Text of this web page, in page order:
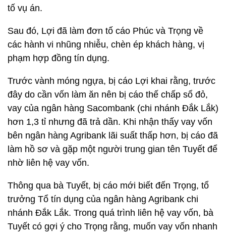
tố vụ án.
Sau đó, Lợi đã làm đơn tố cáo Phúc và Trọng về
các hành vi nhũng nhiễu, chèn ép khách hàng, vị
phạm hợp đồng tín dụng.
Trước vành móng ngựa, bị cáo Lợi khai rằng, trước
đây do cần vốn làm ăn nên bị cáo thế chấp sổ đỏ,
vay của ngân hàng Sacombank (chi nhánh Đắk Lắk)
hơn 1,3 tỉ nhưng đã trả dần. Khi nhận thấy vay vốn
bên ngân hàng Agribank lãi suất thấp hơn, bị cáo đã
làm hồ sơ và gặp một người trung gian tên Tuyết để
nhờ liên hệ vay vốn.
Thông qua bà Tuyết, bị cáo mới biết đến Trọng, tổ
trưởng Tổ tín dụng của ngân hàng Agribank chi
nhánh Đắk Lắk. Trong quá trình liên hệ vay vốn, bà
Tuyết có gợi ý cho Trọng rằng, muốn vay vốn nhanh